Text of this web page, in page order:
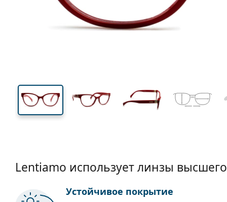
Высота линзы Ширина линзы
Lentiamo использует линзы высшего
Устойчивое покрытие